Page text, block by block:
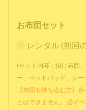
お布団セット
レンタル (初回
(セット内容：掛け布団
ー、ベッドパッド、シー
【布団を持ち込む方】
とはできません。 必ず